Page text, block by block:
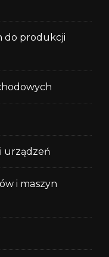
do produkcji
urządzeń
i maszyn